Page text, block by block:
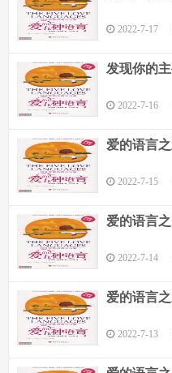
2022-7-17
发现你的
2022-7-16
爱的语言
2022-7-15
爱的语言
2022-7-14
爱的语言
2022-7-13